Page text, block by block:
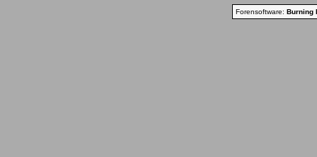
Forensoftware: Burning